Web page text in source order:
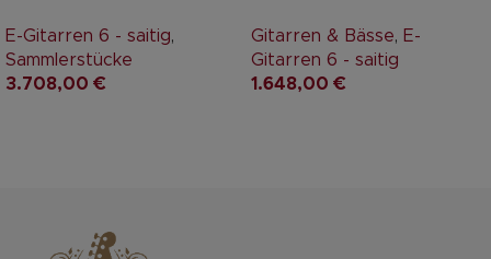
E-Gitarren 6 - saitig,
Sammlerstücke
3.708,00 €
Gitarren & Bässe, E-
Gitarren 6 - saitig
1.648,00 €